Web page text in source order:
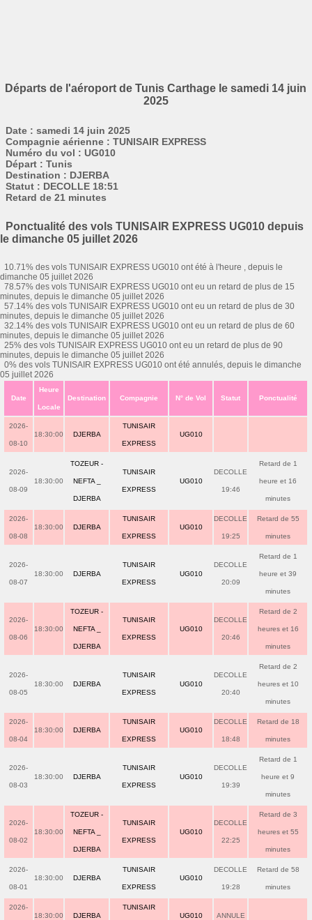
Départs de l'aéroport de Tunis Carthage le samedi 14 juin
2025
Date : samedi 14 juin 2025
Compagnie aérienne : TUNISAIR EXPRESS
Numéro du vol : UG010
Départ : Tunis
Destination : DJERBA
Statut : DECOLLE 18:51
Retard de 21 minutes
Ponctualité des vols TUNISAIR EXPRESS UG010 depuis
le dimanche 05 juillet 2026
10.71% des vols TUNISAIR EXPRESS UG010 ont été à l'heure , depuis le
dimanche 05 juillet 2026
78.57% des vols TUNISAIR EXPRESS UG010 ont eu un retard de plus de 15
minutes, depuis le dimanche 05 juillet 2026
57.14% des vols TUNISAIR EXPRESS UG010 ont eu un retard de plus de 30
minutes, depuis le dimanche 05 juillet 2026
32.14% des vols TUNISAIR EXPRESS UG010 ont eu un retard de plus de 60
minutes, depuis le dimanche 05 juillet 2026
25% des vols TUNISAIR EXPRESS UG010 ont eu un retard de plus de 90
minutes, depuis le dimanche 05 juillet 2026
0% des vols TUNISAIR EXPRESS UG010 ont été annulés, depuis le dimanche
05 juillet 2026
Date
Heure
Locale
Destination Compagnie N° de Vol Statut Ponctualité
2026-
08-10
18:30:00 DJERBA
TUNISAIR
EXPRESS
UG010
2026-
08-09
18:30:00
TOZEUR -
NEFTA _
DJERBA
TUNISAIR
EXPRESS
UG010
DECOLLE
19:46
Retard de 1
heure et 16
minutes
2026-
08-08
18:30:00 DJERBA
TUNISAIR
EXPRESS
UG010
DECOLLE
19:25
Retard de 55
minutes
2026-
08-07
18:30:00 DJERBA
TUNISAIR
EXPRESS
UG010
DECOLLE
20:09
Retard de 1
heure et 39
minutes
2026-
08-06
18:30:00
TOZEUR -
NEFTA _
DJERBA
TUNISAIR
EXPRESS
UG010
DECOLLE
20:46
Retard de 2
heures et 16
minutes
2026-
08-05
18:30:00 DJERBA
TUNISAIR
EXPRESS
UG010
DECOLLE
20:40
Retard de 2
heures et 10
minutes
2026-
08-04
18:30:00 DJERBA
TUNISAIR
EXPRESS
UG010
DECOLLE
18:48
Retard de 18
minutes
2026-
08-03
18:30:00 DJERBA
TUNISAIR
EXPRESS
UG010
DECOLLE
19:39
Retard de 1
heure et 9
minutes
2026-
08-02
18:30:00
TOZEUR -
NEFTA _
DJERBA
TUNISAIR
EXPRESS
UG010
DECOLLE
22:25
Retard de 3
heures et 55
minutes
2026-
08-01
18:30:00 DJERBA
TUNISAIR
EXPRESS
UG010
DECOLLE
19:28
Retard de 58
minutes
2026-
18:30:00 DJERBA
TUNISAIR
UG010 ANNULE